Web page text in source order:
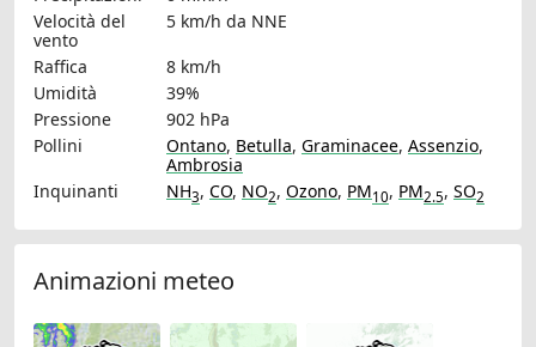
Velocità del
vento
5 km/h da NNE
Raffica
8 km/h
Umidità
39%
Pressione
902 hPa
Pollini
Ontano, Betulla, Graminacee, Assenzio,
Ambrosia
Inquinanti
NH3, CO, NO2, Ozono, PM10, PM2.5, SO2
Animazioni meteo